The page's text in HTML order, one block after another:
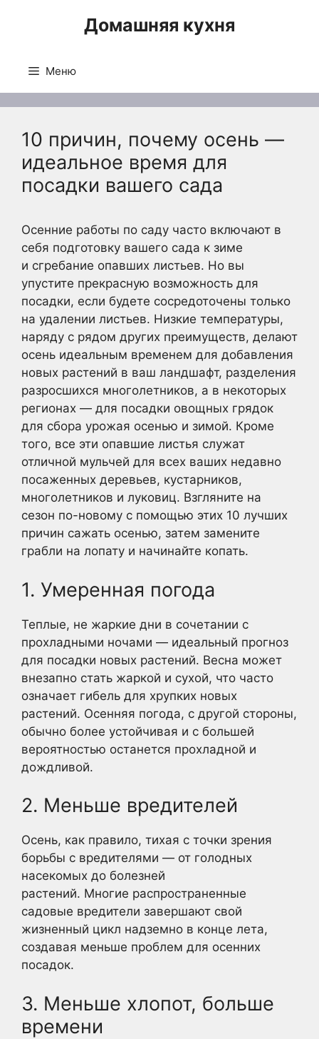
Домашняя кухня
Меню
10 причин, почему осень —
идеальное время для
посадки вашего сада
Осенние работы по саду часто включают в
себя подготовку вашего сада к зиме
и сгребание опавших листьев. Но вы
упустите прекрасную возможность для
посадки, если будете сосредоточены только
на удалении листьев. Низкие температуры,
наряду с рядом других преимуществ, делают
осень идеальным временем для добавления
новых растений в ваш ландшафт, разделения
разросшихся многолетников, а в некоторых
регионах — для посадки овощных грядок
для сбора урожая осенью и зимой. Кроме
того, все эти опавшие листья служат
отличной мульчей для всех ваших недавно
посаженных деревьев, кустарников,
многолетников и луковиц. Взгляните на
сезон по-новому с помощью этих 10 лучших
причин сажать осенью, затем замените
грабли на лопату и начинайте копать.
1. Умеренная погода
Теплые, не жаркие дни в сочетании с
прохладными ночами — идеальный прогноз
для посадки новых растений. Весна может
внезапно стать жаркой и сухой, что часто
означает гибель для хрупких новых
растений. Осенняя погода, с другой стороны,
обычно более устойчивая и с большей
вероятностью останется прохладной и
дождливой.
2. Меньше вредителей
Осень, как правило, тихая с точки зрения
борьбы с вредителями — от голодных
насекомых до болезней
растений. Многие распространенные
садовые вредители завершают свой
жизненный цикл надземно в конце лета,
создавая меньше проблем для осенних
посадок.
3. Меньше хлопот, больше
времени